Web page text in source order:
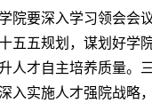
院要深入学习领会会
五五规划，谋划好学
人才自主培养质量。
入实施人才强院战略